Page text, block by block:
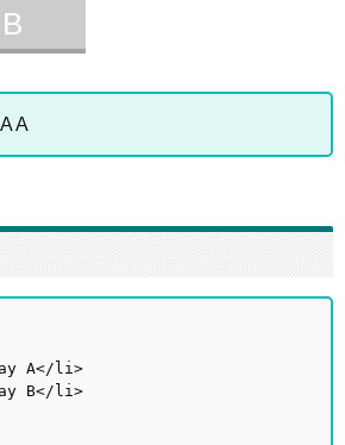
A
A</li>
B</li>